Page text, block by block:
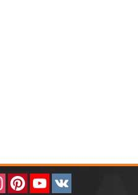
InstagramPinterestYouTube